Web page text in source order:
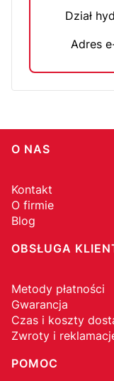
Dział
Adres
Linki w stopce
O NAS
Kontakt
O firmie
Blog
OBSŁUGA
Metody płatności
Gwarancja
Czas i koszty
Zwroty i
POMOC